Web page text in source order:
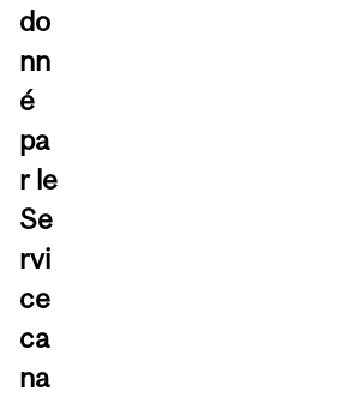
do
nn
é
pa
r le
Se
rvi
ce
ca
na